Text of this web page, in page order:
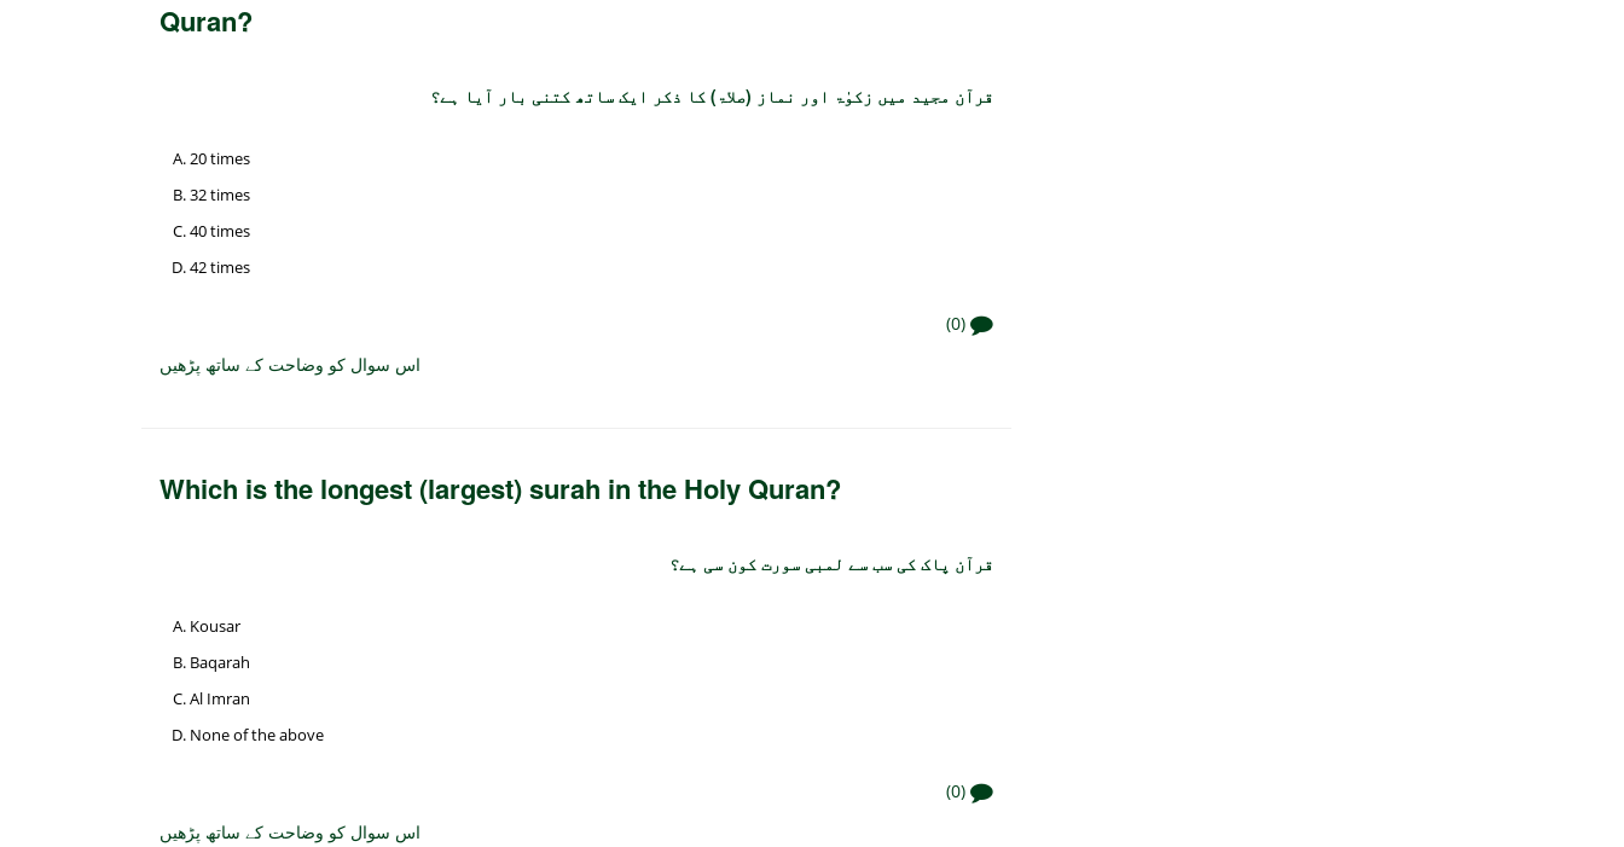
Quran?
قرآن مجید میں زکوٰۃ اور نماز (صلاۃ) کا ذکر ایک ساتھ کتنی بار آیا ہے؟
20 times
32 times
40 times
42 times
(0)
اس سوال کو وضاحت کے ساتھ پڑھیں
Which is the longest (largest) surah in the Holy Quran?
قرآن پاک کی سب سے لمبی سورت کون سی ہے؟
Kousar
Baqarah
Al Imran
None of the above
(0)
اس سوال کو وضاحت کے ساتھ پڑھیں